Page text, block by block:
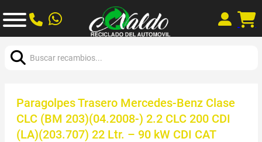
Paragolpes Trasero Mercedes-Benz Clase
CLC (BM 203)(04.2008-) 2.2 CLC 200 CDI
(LA)(203.707) 22 Ltr. – 90 kW CDI CAT